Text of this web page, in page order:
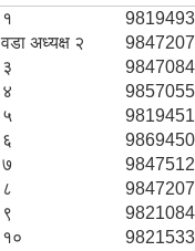
१
अध्यक्ष २
३
४
५
६
७
८
९
१०